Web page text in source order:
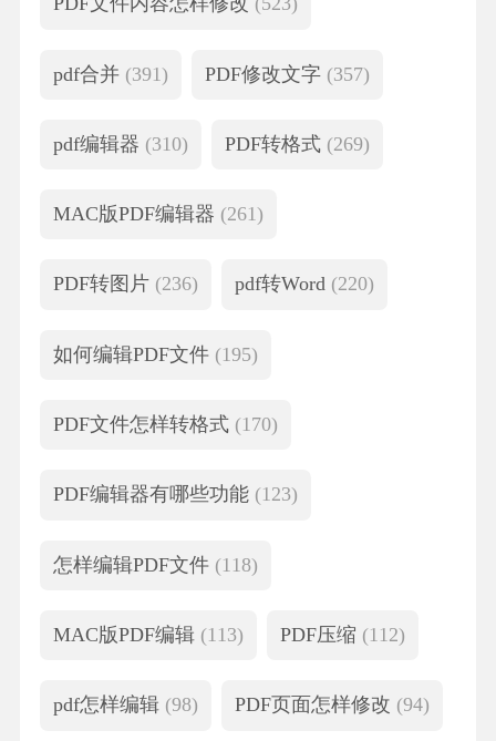
pdf合并 (391) PDF修改文字 (357)
pdf编辑器 (310) PDF转格式 (269)
MAC版PDF编辑器 (261)
PDF转图片 (236) pdf转Word (220)
如何编辑PDF文件 (195)
PDF文件怎样转格式 (170)
PDF编辑器有哪些功能 (123)
怎样编辑PDF文件 (118)
MAC版PDF编辑 (113) PDF压缩 (112)
pdf怎样编辑 (98) PDF页面怎样修改 (94)